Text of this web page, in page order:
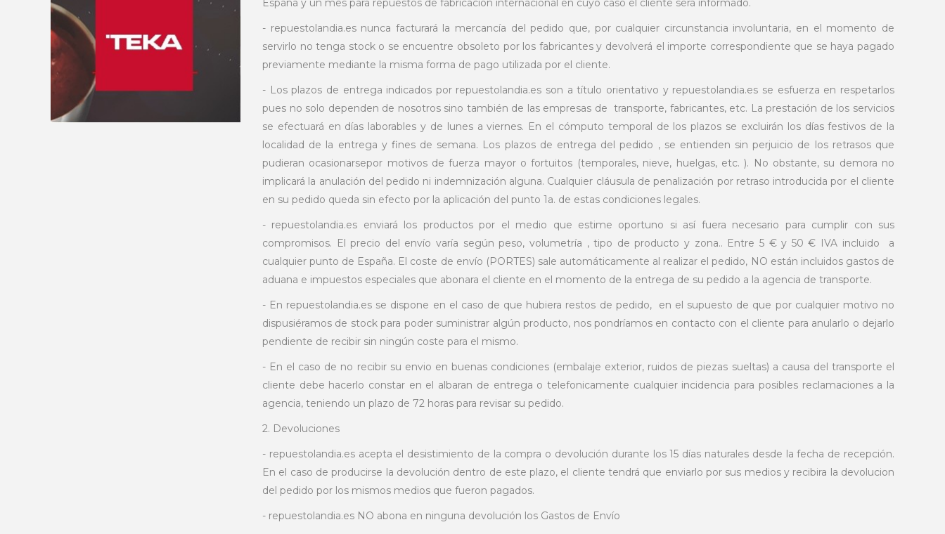
España y un mes para repuestos de fabricación internacional en cuyo caso el cliente será informado.
- repuestolandia.es nunca facturará la mercancía del pedido que, por cualquier circunstancia involuntaria, en el momento de
servirlo no tenga stock o se encuentre obsoleto por los fabricantes y devolverá el importe correspondiente que se haya pagado
previamente mediante la misma forma de pago utilizada por el cliente.
- Los plazos de entrega indicados por repuestolandia.es son a título orientativo y repuestolandia.es se esfuerza en respetarlos
pues no solo dependen de nosotros sino también de las empresas de transporte, fabricantes, etc. La prestación de los servicios
se efectuará en días laborables y de lunes a viernes. En el cómputo temporal de los plazos se excluirán los días festivos de la
localidad de la entrega y fines de semana. Los plazos de entrega del pedido , se entienden sin perjuicio de los retrasos que
pudieran ocasionarsepor motivos de fuerza mayor o fortuitos (temporales, nieve, huelgas, etc. ). No obstante, su demora no
implicará la anulación del pedido ni indemnización alguna. Cualquier cláusula de penalización por retraso introducida por el cliente
en su pedido queda sin efecto por la aplicación del punto 1a. de estas condiciones legales.
- repuestolandia.es enviará los productos por el medio que estime oportuno si así fuera necesario para cumplir con sus
compromisos. El precio del envío varía según peso, volumetría , tipo de producto y zona.. Entre 5 € y 50 € IVA incluido a
cualquier punto de España. El coste de envío (PORTES) sale automáticamente al realizar el pedido, NO están incluidos gastos de
aduana e impuestos especiales que abonara el cliente en el momento de la entrega de su pedido a la agencia de transporte.
- En repuestolandia.es se dispone en el caso de que hubiera restos de pedido, en el supuesto de que por cualquier motivo no
dispusiéramos de stock para poder suministrar algún producto, nos pondríamos en contacto con el cliente para anularlo o dejarlo
pendiente de recibir sin ningún coste para el mismo.
- En el caso de no recibir su envio en buenas condiciones (embalaje exterior, ruidos de piezas sueltas) a causa del transporte el
cliente debe hacerlo constar en el albaran de entrega o telefonicamente cualquier incidencia para posibles reclamaciones a la
agencia, teniendo un plazo de 72 horas para revisar su pedido.
2. Devoluciones
- repuestolandia.es acepta el desistimiento de la compra o devolución durante los 15 días naturales desde la fecha de recepción.
En el caso de producirse la devolución dentro de este plazo, el cliente tendrá que enviarlo por sus medios y recibira la devolucion
del pedido por los mismos medios que fueron pagados.
- repuestolandia.es NO abona en ninguna devolución los Gastos de Envío